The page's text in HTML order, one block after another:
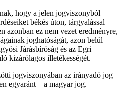
hogy a jelen jogviszonyból
békés úton, tárgyalással
azonban ez nem vezet eredményre,
joghatóságát, azon belül –
Járásbíróság és az Egri
kizárólagos illetékességét.
jogviszonyában az irányadó jog –
egyaránt – a magyar jog.